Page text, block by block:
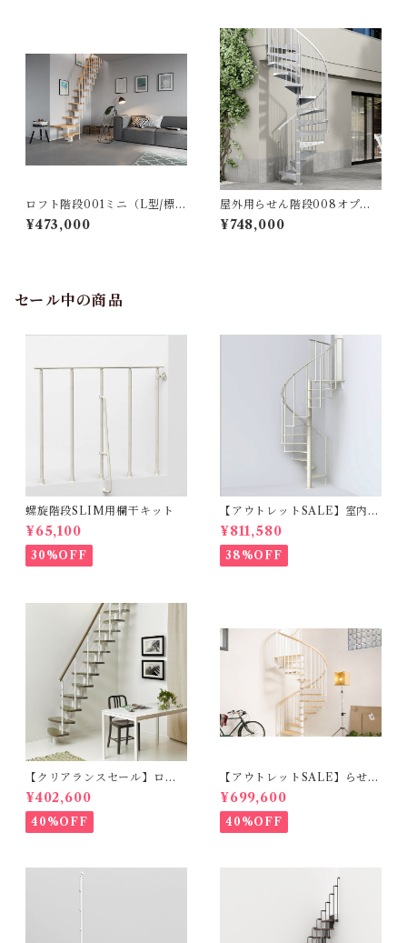
ロフト階段001ミニ（L型/標準
キット）ホワイトｘナチュラ
ル
¥473,000
屋外用らせん階段008オプテ
ィマジンク_φ120cm（標準キ
ット/13段上がり273～303ｃ
¥748,000
セール中の商品
螺旋階段SLIM用欄干キット
¥65,100
30%OFF
【アウトレットSALE】室内用
らせん階段SLIMスリム_φ130
cm【標準キット/13段上がり2
71～309ｃｍ】
¥811,580
38%OFF
【クリアランスセール】ロフ
ト階段ZEN_ハバナダーク
（標準キット）
¥402,600
40%OFF
【アウトレットSALE】らせん
階段RING_φ178cm（標準キ
ット）ホワイト＆ライト
¥699,600
40%OFF